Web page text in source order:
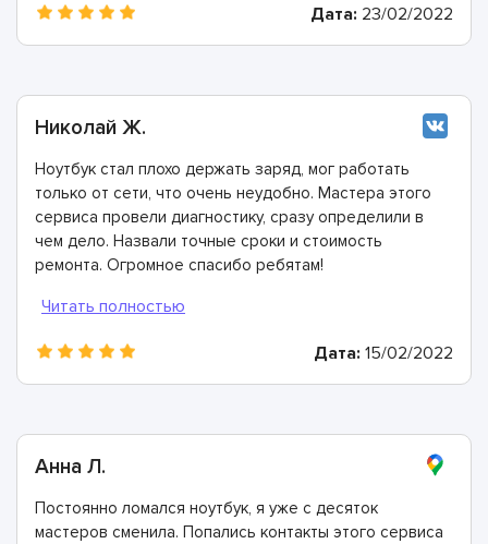
Дата: 23/02/2022
Николай Ж.
Ноутбук стал плохо держать заряд, мог работать
только от сети, что очень неудобно. Мастера этого
сервиса провели диагностику, сразу определили в
чем дело. Назвали точные сроки и стоимость
ремонта. Огромное спасибо ребятам!
Дата: 15/02/2022
Анна Л.
Постоянно ломался ноутбук, я уже с десяток
мастеров сменила. Попались контакты этого сервиса